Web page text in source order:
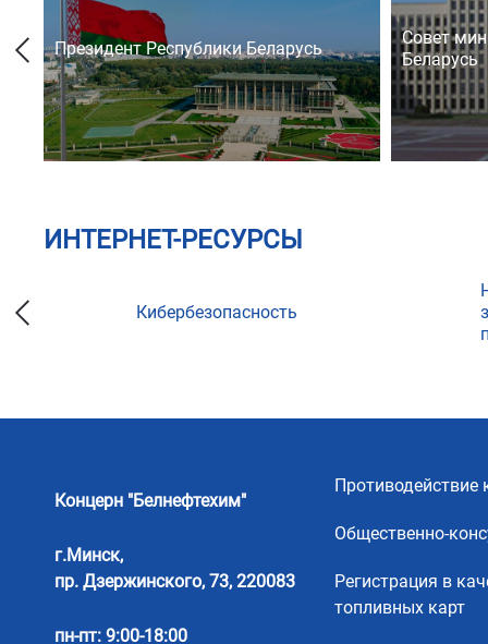
Президент Республики Беларусь
Совет
Беларусь
ИНТЕРНЕТ-РЕСУРСЫ
Кибербезопасность
Концерн "Белнефтехим"
г.Минск,
пр. Дзержинского, 73, 220083
пн-пт: 9:00-18:00
Противодействие
Общественно-
Регистрация в
топливных карт